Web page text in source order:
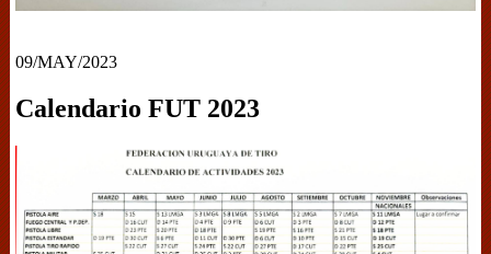
09/MAY/2023
Calendario FUT 2023